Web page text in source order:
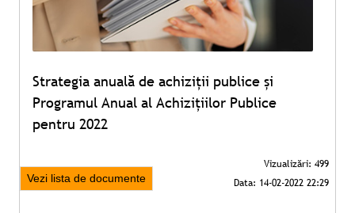
Strategia anuală de achiziții publice și
Programul Anual al Achizițiilor Publice
pentru 2022
Vezi lista de documente